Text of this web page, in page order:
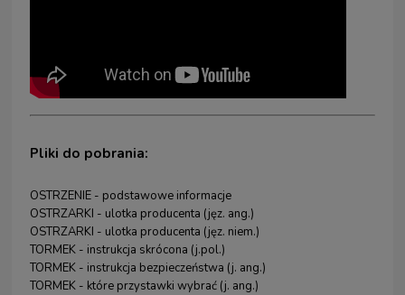
Pliki do pobrania:
OSTRZENIE - podstawowe informacje
OSTRZARKI - ulotka producenta (jęz. ang.)
OSTRZARKI - ulotka producenta (jęz. niem.)
TORMEK - instrukcja skrócona (j.pol.)
TORMEK - instrukcja bezpieczeństwa (j. ang.)
TORMEK - które przystawki wybrać (j. ang.)